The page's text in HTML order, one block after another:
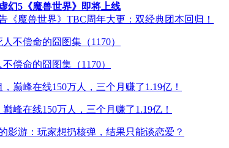
幻5《魔兽世界》即将上线
《魔兽世界》TBC周年大更：双经典团本回归！
偿命的囧图集（1170）
峰在线150万人，三个月赚了1.19亿！